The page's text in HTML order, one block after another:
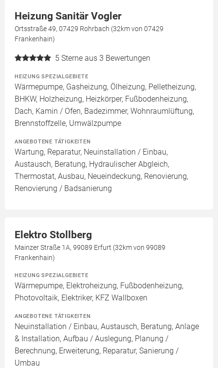
Heizung Sanitär Vogler
Ortsstraße 49, 07429 Rohrbach (32km von 07429
Frankenhain)
5 Sterne aus 3 Bewertungen
HEIZUNG SPEZIALGEBIETE
Wärmepumpe, Gasheizung, Ölheizung, Pelletheizung,
BHKW, Holzheizung, Heizkörper, Fußbodenheizung,
Dach, Kamin / Ofen, Badezimmer, Wohnraumlüftung,
Brennstoffzelle, Umwälzpumpe
ANGEBOTENE TÄTIGKEITEN
Wartung, Reparatur, Neuinstallation / Einbau,
Austausch, Beratung, Hydraulischer Abgleich,
Thermostat, Ausbau, Neueindeckung, Renovierung,
Renovierung / Badsanierung
Elektro Stollberg
Mainzer Straße 1A, 99089 Erfurt (32km von 99089
Frankenhain)
HEIZUNG SPEZIALGEBIETE
Wärmepumpe, Elektroheizung, Fußbodenheizung,
Photovoltaik, Elektriker, KFZ Wallboxen
ANGEBOTENE TÄTIGKEITEN
Neuinstallation / Einbau, Austausch, Beratung, Anlage
& Installation, Aufbau / Auslegung, Planung /
Berechnung, Erweiterung, Reparatur, Sanierung /
Umbau